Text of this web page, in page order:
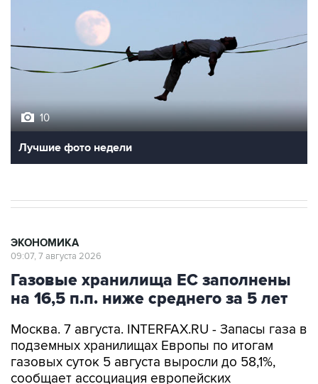
10
Лучшие фото недели
ЭКОНОМИКА
09:07, 7 августа 2026
Газовые хранилища ЕС заполнены
на 16,5 п.п. ниже среднего за 5 лет
Москва. 7 августа. INTERFAX.RU - Запасы газа в
подземных хранилищах Европы по итогам
газовых суток 5 августа выросли до 58,1%,
сообщает ассоциация европейских